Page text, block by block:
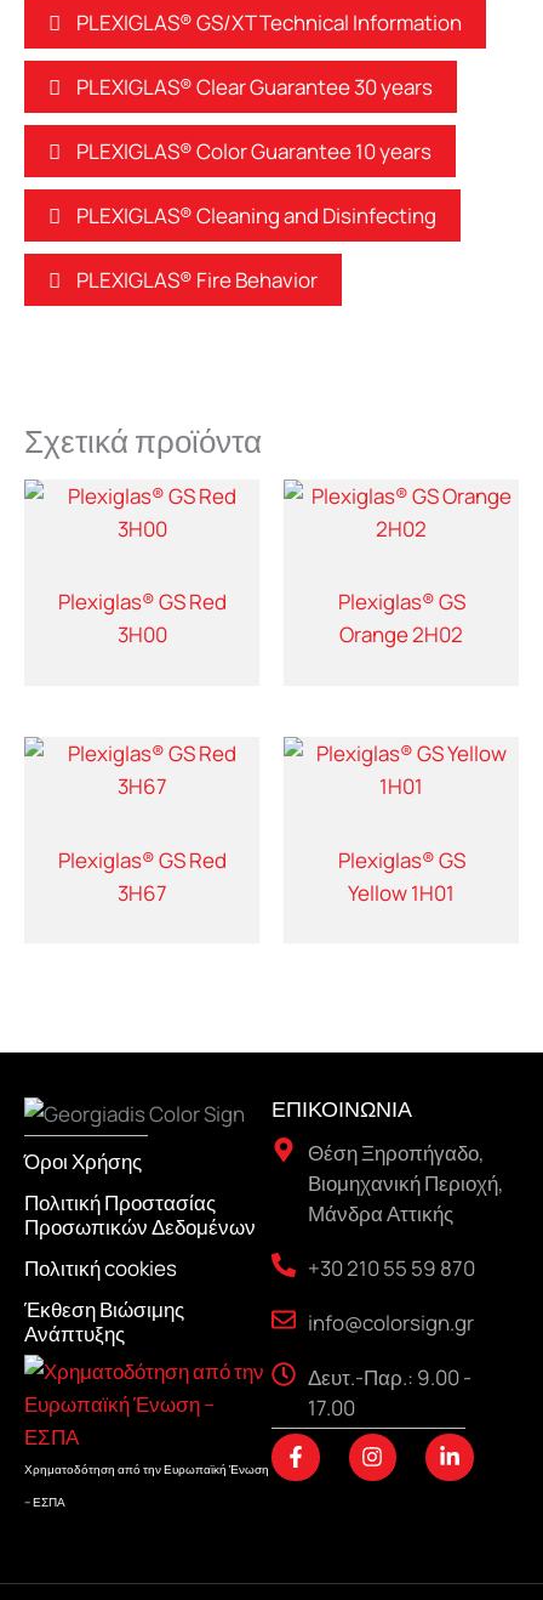
PLEXIGLAS® GS/XT Technical Information
PLEXIGLAS® Clear Guarantee 30 years
PLEXIGLAS® Color Guarantee 10 years
PLEXIGLAS® Cleaning and Disinfecting
PLEXIGLAS® Fire Behavior
Σχετικά προϊόντα
Plexiglas® GS Red
3H00
Plexiglas® GS
Orange 2H02
Plexiglas® GS Red
3H67
Plexiglas® GS
Yellow 1H01
Όροι Χρήσης
Πολιτική Προστασίας
Προσωπικών Δεδομένων
Πολιτική cookies
Έκθεση Βιώσιμης
Ανάπτυξης
Χρηματοδότηση από την Ευρωπαϊκή Ένωση
– ΕΣΠΑ
ΕΠΙΚΟΙΝΩΝΙΑ
Θέση Ξηροπήγαδο,
Βιομηχανική Περιοχή,
Μάνδρα Αττικής
+30 210 55 59 870
info@colorsign.gr
Δευτ.-Παρ.: 9.00 -
17.00
F
a
c
I
n
s
L
i
n